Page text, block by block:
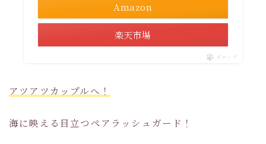
Amazon
楽天市場
ポチップ
アツアツカップルへ！
海に映える目立つペアラッシュガード！